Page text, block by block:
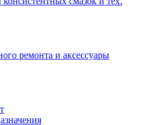
ремонта и аксессуары